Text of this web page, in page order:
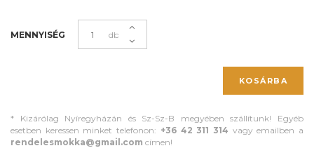
MENNYISÉG db
KOSÁRBA
* Kizárólag Nyíregyházán és Sz-Sz-B megyében szállítunk! Egyéb
esetben keressen minket telefonon: +36 42 311 314 vagy emailben a
rendelesmokka@gmail.com címen!